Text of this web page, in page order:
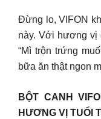
Đừng lo, VIFON
này. Với hương vị
“Mì trộn trứng
bữa ăn thật ngon
BỘT CANH
HƯƠNG VỊ TUỔI